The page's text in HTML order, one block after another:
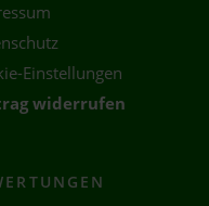
Einstellungen
widerrufen